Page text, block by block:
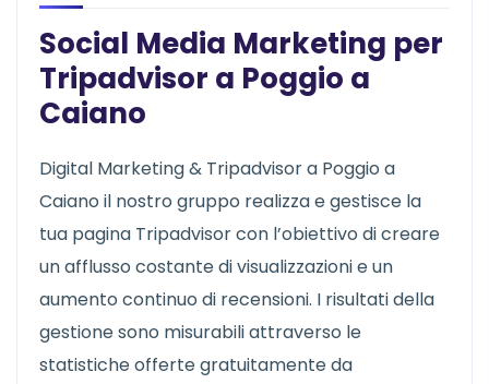
Social Media Marketing per
Tripadvisor a Poggio a
Caiano
Digital Marketing & Tripadvisor a Poggio a
Caiano il nostro gruppo realizza e gestisce la
tua pagina Tripadvisor con l’obiettivo di creare
un afflusso costante di visualizzazioni e un
aumento continuo di recensioni. I risultati della
gestione sono misurabili attraverso le
statistiche offerte gratuitamente da